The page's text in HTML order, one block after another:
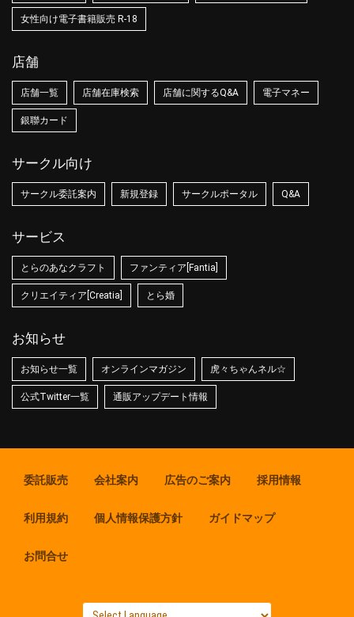
女性向け電子書籍販売 R-18
店舗
店舗一覧 店舗在庫検索 店舗に関するQ&A 電子マネー
銀聯カード
サークル向け
サークル委託案内 新規登録 サークルポータル Q&A
サービス
とらのあなクラフト ファンティア[Fantia]
クリエイティア[Creatia] とら婚
お知らせ
お知らせ一覧 オンラインマガジン 虎々ちゃんネル☆
公式Twitter一覧 通販アップデート情報
委託販売 会社案内 広告のご案内 採用情報
利用規約 個人情報保護方針 ガイドマップ
お問合せ